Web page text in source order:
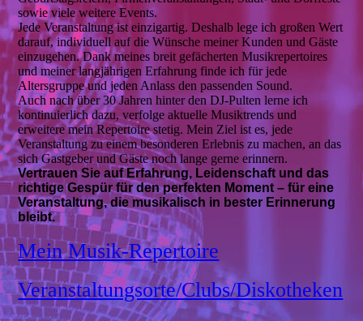
sowie viele weitere Events.
Jede Veranstaltung ist einzigartig. Deshalb lege ich großen Wert
darauf, individuell auf die Wünsche meiner Kunden und Gäste
einzugehen. Dank meines breit gefächerten Musikrepertoires
und meiner langjährigen Erfahrung finde ich für jede
Altersgruppe und jeden Anlass den passenden Sound.
Auch nach über 30 Jahren hinter den DJ-Pulten lerne ich
kontinuierlich dazu, verfolge aktuelle Musiktrends und
erweitere mein Repertoire stetig. Mein Ziel ist es, jede
Veranstaltung zu einem besonderen Erlebnis zu machen, an das
sich Gastgeber und Gäste noch lange gerne erinnern.
Vertrauen Sie auf Erfahrung, Leidenschaft und das
richtige Gespür für den perfekten Moment – für eine
Veranstaltung, die musikalisch in bester Erinnerung
bleibt.
Mein Musik-Repertoire
Veranstaltungsorte/Clubs/Diskotheken